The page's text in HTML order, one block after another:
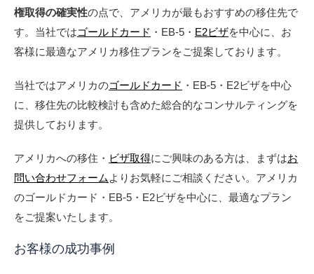
権取得の確実性の点で、アメリカが最もおすすめの移住先で
す。当社ではゴールドカード ・EB-5・ E2ビザを中心に、お
客様に最適なアメリカ移住プランをご提案しております。
当社ではアメリカのゴールドカード ・EB-5・E2ビザを中心
に、移住先の比較検討も含めた総合的なコンサルティングを
提供しております。
アメリカへの移住・ ビザ取得にご興味のある方は、まずはお
問い合わせフォーム よりお気軽にご相談ください。アメリカ
のゴールドカード・EB-5・E2ビザを中心に、最適なプラン
をご提案いたします。
お客様の成功事例